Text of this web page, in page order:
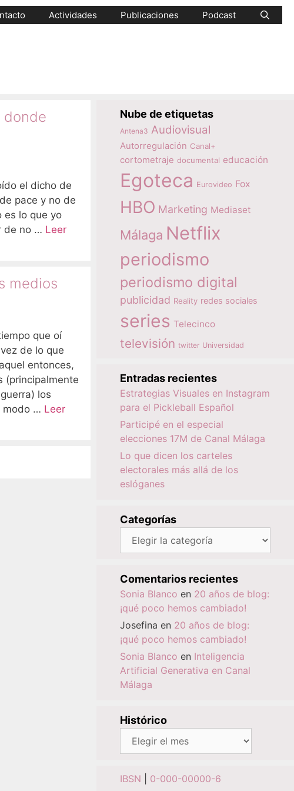
Actividades Publicaciones Podcast
donde
el dicho de
pace y no de
es lo que yo
de no … Leer
medios
que oí
de lo que
entonces,
(principalmente
los
modo … Leer
Nube de etiquetas
Antena3 Audiovisual
Autorregulación Canal+
cortometraje documental educación
Egoteca Eurovideo Fox
HBO Marketing Mediaset
Málaga Netflix
periodismo
periodismo digital
publicidad Reality redes sociales
series Telecinco
televisión twitter Universidad
Entradas recientes
Estrategias Visuales en Instagram
para el Pickleball Español
Participé en el especial
elecciones 17M de Canal Málaga
Lo que dicen los carteles
electorales más allá de los
eslóganes
Categorías
Categorías
Comentarios recientes
Sonia Blanco en 20 años de blog:
¡qué poco hemos cambiado!
Josefina en 20 años de blog:
¡qué poco hemos cambiado!
Sonia Blanco en Inteligencia
Artificial Generativa en Canal
Málaga
Histórico
Histórico
IBSN 0-000-00000-6